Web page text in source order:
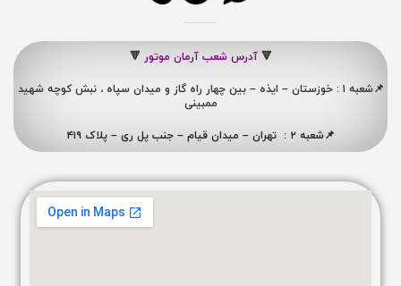
🔻 آدرس شعب آرمان موتور 🔻
📌شعبه ۱ : خوزستان – ایذه – بین چهار راه گاز و میدان سپاه ، نبش کوچه شهید
ممبینی
📌شعبه ۲ : تهران – میدان قیام – جنب پل ری – پلاک ۴۱۹